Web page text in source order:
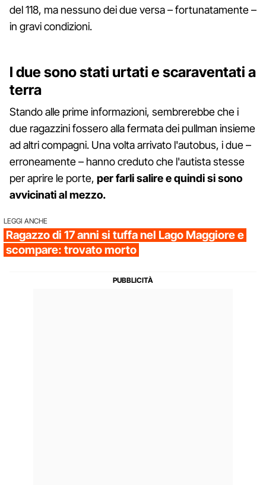
del 118, ma nessuno dei due versa – fortunatamente –
in gravi condizioni.
I due sono stati urtati e scaraventati a
terra
Stando alle prime informazioni, sembrerebbe che i
due ragazzini fossero alla fermata dei pullman insieme
ad altri compagni. Una volta arrivato l'autobus, i due –
erroneamente – hanno creduto che l'autista stesse
per aprire le porte, per farli salire e quindi si sono
avvicinati al mezzo.
LEGGI ANCHE
Ragazzo di 17 anni si tuffa nel Lago Maggiore e
scompare: trovato morto